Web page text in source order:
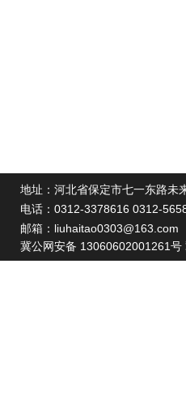
地址：河北省保定市七一东路未
电话： 0312-3378616 0312-
邮箱： liuhaitao0303@163.com
冀公网安备 13060602001261号